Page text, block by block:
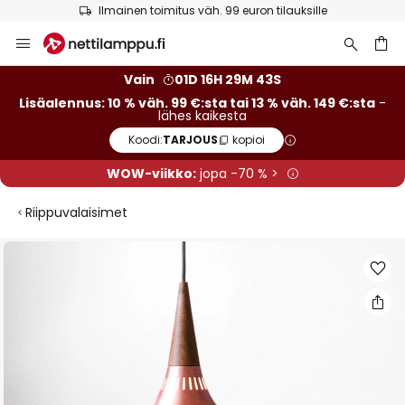
Ilmainen toimitus väh. 99 euron tilauksille
to
Vain
01D 16H 29M 43S
Lisäalennus: 10 % väh. 99 €:sta tai 13 % väh. 149 €:sta -
lähes kaikesta
Koodi:TARJOUS kopioi
WOW-viikko:jopa -70 % >
Riippuvalaisimet
Skip